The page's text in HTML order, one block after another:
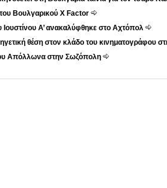
Βουλγαρικού X Factor
Ιουστίνου Α’ ανακαλύφθηκε στο Αχτόπολ
ηγετική θέση στον κλάδο του κινηματογράφου
Απόλλωνα στην Σωζόπολη